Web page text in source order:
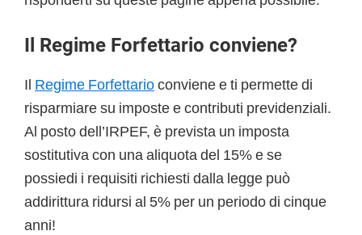
Il Regime Forfettario conviene?
Il Regime Forfettarioconviene e ti permette di
risparmiare su imposte e contributi previdenziali.
Al posto dell’IRPEF, è prevista un imposta
sostitutiva con una aliquota del 15% e se
possiedi i requisiti richiesti dalla legge può
addirittura ridursi al 5% per un periodo di cinque
anni!